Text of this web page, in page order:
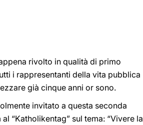
rivolto in qualità di primo
i rappresentanti della vita pubblica
già cinque anni or sono.
invitato a questa seconda
“Katholikentag” sul tema: “Vivere la